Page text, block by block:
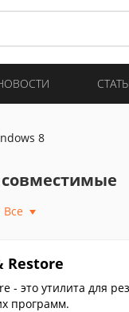
8
совместимые
Все
Restore
- это утилита для
программ.